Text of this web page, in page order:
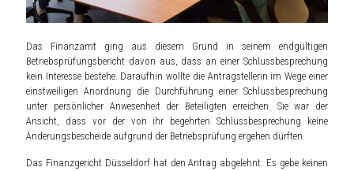
Das Finanzamt ging aus diesem Grund in seinem endgültigen
Betriebsprüfungsbericht davon aus, dass an einer Schlussbesprechung
kein Interesse bestehe. Daraufhin wollte die Antragstellerin im Wege einer
einstweiligen Anordnung die Durchführung einer Schlussbesprechung
unter persönlicher Anwesenheit der Beteiligten erreichen. Sie war der
Ansicht, dass vor der von ihr begehrten Schlussbesprechung keine
Änderungsbescheide aufgrund der Betriebsprüfung ergehen dürften.
Das Finanzgericht Düsseldorf hat den Antrag abgelehnt. Es gebe keinen